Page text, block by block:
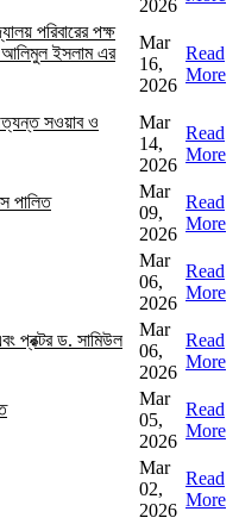
2026
পরিবারের পক্ষ
আলিমুল ইসলাম এর
Mar
16,
2026
Read
More
সওয়াব ও
Mar
14,
2026
Read
More
পালিত
Mar
09,
2026
Read
More
Mar
06,
2026
Read
More
প্রক্টর ড. সামিউল
Mar
06,
2026
Read
More
Mar
05,
2026
Read
More
Mar
02,
2026
Read
More